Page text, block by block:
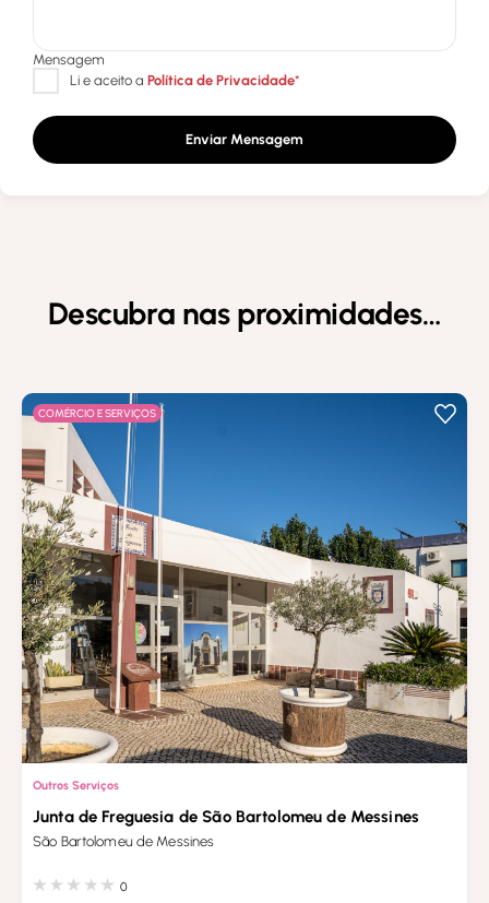
Enviar Mensagem
Descubra nas proximidades…
COMÉRCIO E SERVIÇOS
Outros Serviços
Junta de Freguesia de São Bartolomeu de Messines
São Bartolomeu de Messines
0